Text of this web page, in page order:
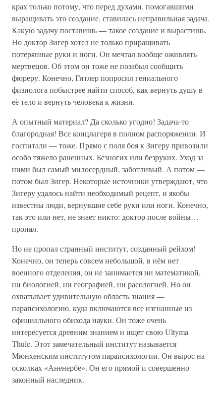
крах только потому, что перед духами, помогавшими
выращивать это создание, ставилась неправильная задача.
Какую задачу поставишь — такое создание и вырастишь.
Но доктор Зигер хотел не только приращивать
потерянные руки и ноги. Он мечтал вообще оживлять
мертвецов. Об этом он тоже не позабыл сообщить
фюреру. Конечно, Гитлер попросил гениального
физиолога побыстрее найти способ, как вернуть душу в
её тело и вернуть человека к жизни.
А опытный материал? Да сколько угодно! Задача-то
благородная! Все концлагеря в полном распоряжении. И
госпитали — тоже. Прямо с поля боя к Зигеру привозили
особо тяжело раненных. Безногих или безруких. Уход за
ними был самый милосердный, заботливый. А потом —
потом был Зигер. Некоторые источники утверждают, что
Зигеру удалось найти необходимый рецепт, и якобы
известны люди, вернувшие себе руки или ноги. Конечно,
так это или нет, не знает никто: доктор после войны…
пропал.
Но не пропал странный институт, созданный рейхом!
Конечно, он теперь совсем небольшой, в нём нет
военного отделения, он не занимается ни математикой,
ни биологией, ни географией, ни расологией. Но он
охватывает удивительную область знания —
парапсихологию, куда включаются все изгнанные из
официального обихода науки. Он тоже очень
интересуется древним знанием и ищет свою Ultyma
Thule. Этот замечательный институт называется
Мюнхенским институтом парапсихологии. Он вырос на
осколках «Аненербе». Он его прямой и совершенно
законный наследник.